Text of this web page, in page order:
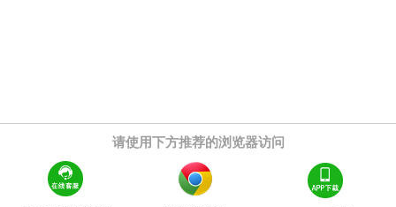
请使用下方推荐的浏览器访问